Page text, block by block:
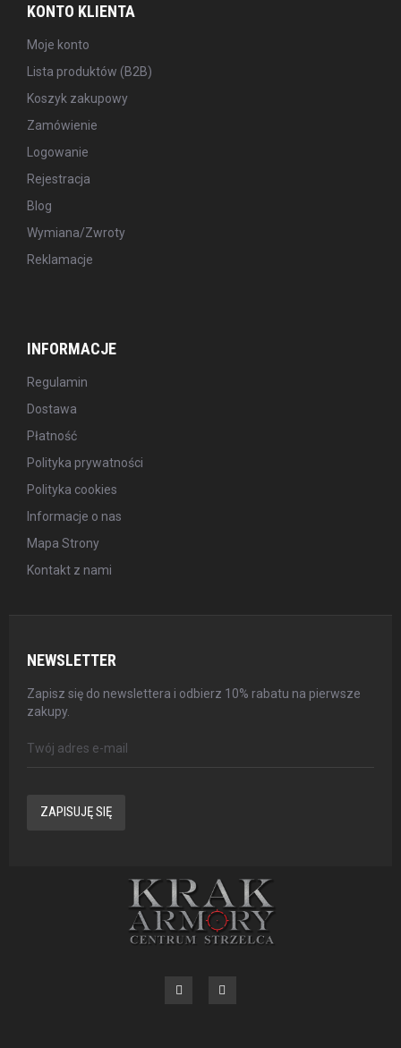
KONTO KLIENTA
Moje konto
Lista produktów (B2B)
Koszyk zakupowy
Zamówienie
Logowanie
Rejestracja
Blog
Wymiana/Zwroty
Reklamacje
INFORMACJE
Regulamin
Dostawa
Płatność
Polityka prywatności
Polityka cookies
Informacje o nas
Mapa Strony
Kontakt z nami
NEWSLETTER
Zapisz się do newslettera i odbierz 10% rabatu na pierwsze
zakupy.
ZAPISUJĘ SIĘ